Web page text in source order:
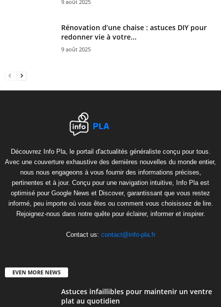
9 août 2025
Rénovation d’une chaise : astuces DIY pour
redonner vie à votre...
9 août 2025
Découvrez Info Pla, le portail d'actualités généraliste conçu pour tous.
Avec une couverture exhaustive des dernières nouvelles du monde entier,
nous nous engageons à vous fournir des informations précises,
pertinentes et à jour. Conçu pour une navigation intuitive, Info Pla est
optimisé pour Google News et Discover, garantissant que vous restez
informé, peu importe où vous êtes ou comment vous choisissez de lire.
Rejoignez-nous dans notre quête pour éclairer, informer et inspirer.
Contact us: contact@info-pla.fr
EVEN MORE NEWS
Astuces infaillibles pour maintenir un ventre
plat au quotidien